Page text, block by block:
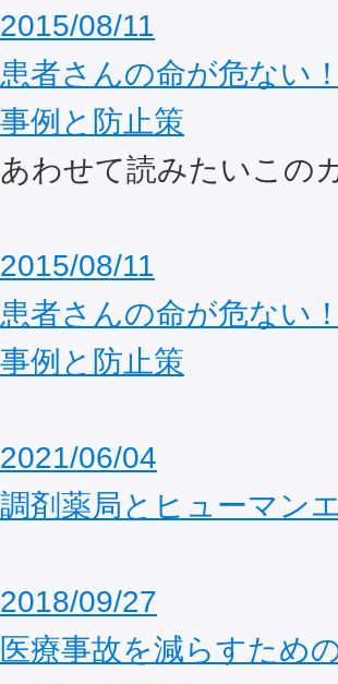
2015/08/11
患者さんの命が危ない
事例と防止策
あわせて読みたいこの
2015/08/11
患者さんの命が危ない
事例と防止策
2021/06/04
調剤薬局とヒューマン
2018/09/27
医療事故を減らすため